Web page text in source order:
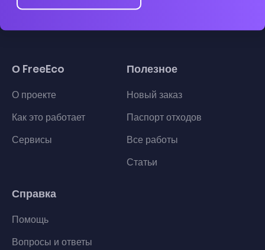
О FreeEco
О проекте
Как это работает
Сервисы
Полезное
Новый заказ
Паспорт отходов
Все работы
Статьи
Справка
Помощь
Вопросы и ответы